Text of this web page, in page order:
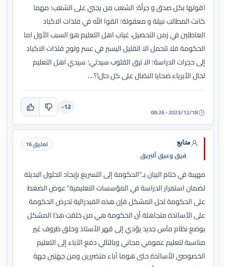
اقولها بكل صدق و جرأة: الشعب من يجني على الشعب؛ مهما
كانت المطالب نبيلة و معقولة؛ اتقوا الله في فلذات الاكباد
العاطلين في زمن التحصيل، غياب اهل التعليم هو السبب الأول اما
الحكومة فلا تتحمل الا القليل اليسير في عسر ولوج فلذات الاكباد
إلى حجرات الدراسة؛ الا ترق القلوب سيدتي؛ سيدي اهل التعليم
لحال الأبرياء ضحايا النضال على كل حال!؟....
2023/12/18 - 08:26
-12
متابع
فيق وعيق ألبريق
تعليق 16
مهيبة في ختام البيان بـ"الحكومة إلى التسريع بإيجاد الحلول البديلة
لضمان استمرار الدراسة في المؤسسات التعليمية" عوض الضغط
على الحكومة لحل المشكل فإن هذه الفيدرالية تحرض الحكومة
على الأساتذة متجاهلة أن الحكومة هي من خلقت هذا المشكل
بوضع نظام مآس جديد يؤدي إلى قهر الأستاذ وخلق ظروف غير
مناسبة لتعليم عمومي مجاني وبالتالي دفع الآباء إلى التعليم
الخصوصي الأساتذة حتى هوما آباء متضررين ومن جهتين جهة